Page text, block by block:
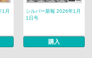
1月
シルバー新報 2026年1月
1日号
購入